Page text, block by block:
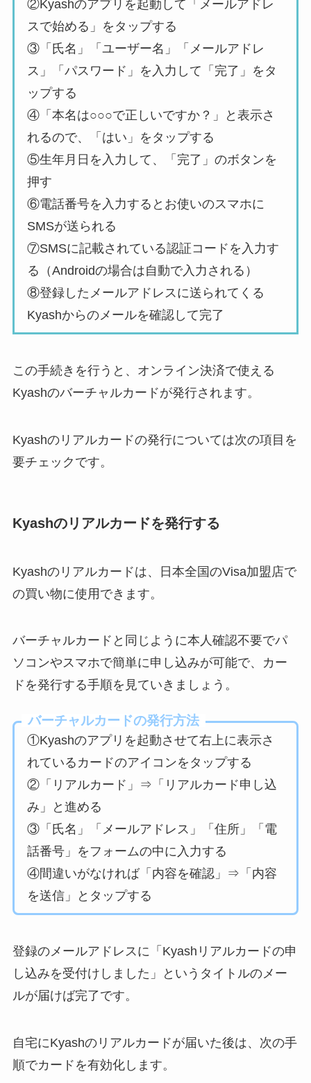
②Kyashのアプリを起動して「メールアドレ
スで始める」をタップする
③「氏名」「ユーザー名」「メールアドレ
ス」「パスワード」を入力して「完了」をタ
ップする
④「本名は○○○で正しいですか？」と表示さ
れるので、「はい」をタップする
⑤生年月日を入力して、「完了」のボタンを
押す
⑥電話番号を入力するとお使いのスマホに
SMSが送られる
⑦SMSに記載されている認証コードを入力す
る（Androidの場合は自動で入力される）
⑧登録したメールアドレスに送られてくる
Kyashからのメールを確認して完了
この手続きを行うと、オンライン決済で使える
Kyashのバーチャルカードが発行されます。
Kyashのリアルカードの発行については次の項目を
要チェックです。
Kyashのリアルカードを発行する
Kyashのリアルカードは、日本全国のVisa加盟店で
の買い物に使用できます。
バーチャルカードと同じように本人確認不要でパ
ソコンやスマホで簡単に申し込みが可能で、カー
ドを発行する手順を見ていきましょう。
バーチャルカードの発行方法
①Kyashのアプリを起動させて右上に表示さ
れているカードのアイコンをタップする
②「リアルカード」⇒「リアルカード申し込
み」と進める
③「氏名」「メールアドレス」「住所」「電
話番号」をフォームの中に入力する
④間違いがなければ「内容を確認」⇒「内容
を送信」とタップする
登録のメールアドレスに「Kyashリアルカードの申
し込みを受付けしました」というタイトルのメー
ルが届けば完了です。
自宅にKyashのリアルカードが届いた後は、次の手
順でカードを有効化します。